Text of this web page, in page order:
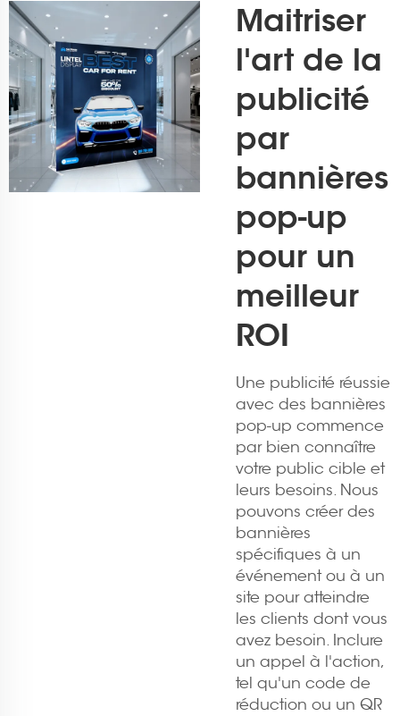
Maitriser
l'art de la
publicité
par
bannières
pop-up
pour un
meilleur
ROI
Une publicité réussie
avec des bannières
pop-up commence
par bien connaître
votre public cible et
leurs besoins. Nous
pouvons créer des
bannières
spécifiques à un
événement ou à un
site pour atteindre
les clients dont vous
avez besoin. Inclure
un appel à l'action,
tel qu'un code de
réduction ou un QR